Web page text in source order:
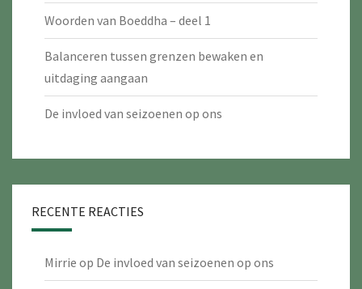
Woorden van Boeddha – deel 1
Balanceren tussen grenzen bewaken en
uitdaging aangaan
De invloed van seizoenen op ons
RECENTE REACTIES
Mirrie op De invloed van seizoenen op ons